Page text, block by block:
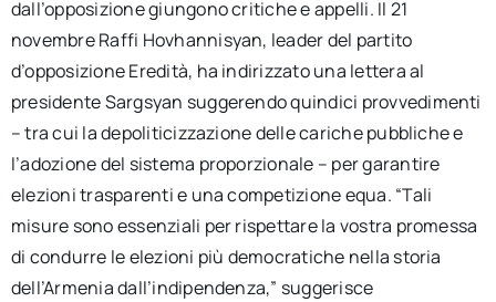
dall’opposizione giungono critiche e appelli. Il 21
novembre Raffi Hovhannisyan, leader del partito
d’opposizione Eredità, ha indirizzato una lettera al
presidente Sargsyan suggerendo quindici provvedimenti
– tra cui la depoliticizzazione delle cariche pubbliche e
l’adozione del sistema proporzionale – per garantire
elezioni trasparenti e una competizione equa. “Tali
misure sono essenziali per rispettare la vostra promessa
di condurre le elezioni più democratiche nella storia
dell’Armenia dall’indipendenza,” suggerisce